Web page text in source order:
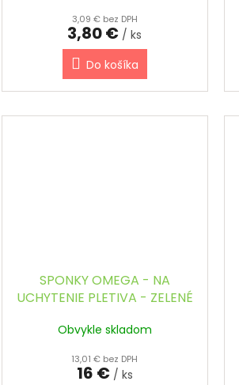
3,09 € bez DPH
3,80 € / ks
Do košíka
SPONKY OMEGA - NA
UCHYTENIE PLETIVA - ZELENÉ
Obvykle skladom
13,01 € bez DPH
16 € / ks